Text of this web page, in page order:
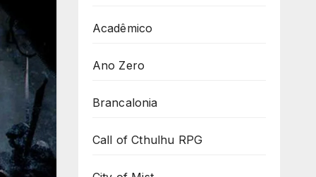
Acadêmico
Ano Zero
Brancalonia
Call of Cthulhu RPG